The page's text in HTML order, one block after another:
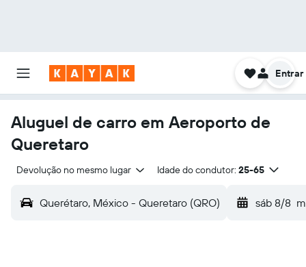
Entrar
Aluguel de carro em Aeroporto de
Queretaro
Devolução no mesmo lugar Idade do condutor: 25-65
Querétaro, México - Queretaro (QRO) sáb 8/8